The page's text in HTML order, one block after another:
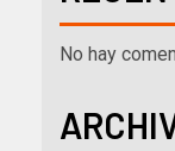
No hay